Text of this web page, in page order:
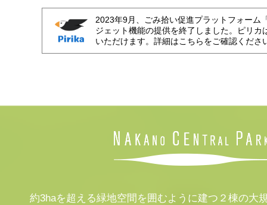
2023年9月、ごみ拾い促進プラットフォーム
ジェット機能の提供を終了しました。ピリカ
いただけます。詳細はこちらをご確認くださ
約3haを超える緑地空間を囲むように建つ２棟の大